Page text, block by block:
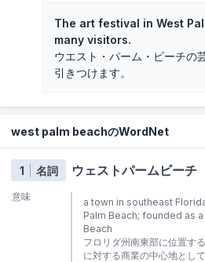
The art festival in West
many visitors.
ウエスト・パーム・ビーチの
引きつけます。
west palm beachのWordNet
1 名詞 ウェストパームビーチ
意味
a town in southeast
Palm Beach; founded as
Beach
フロリダ州南東部に位置す
に対する商業の中心地として